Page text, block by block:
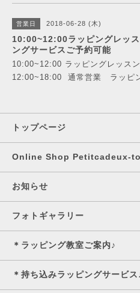
営業日 2018-06-28 (木)
10:00~12:00ラッピングレッ
ングサービスご予約可能
10:00~12:00 ラッピングレッス
12:00~18:00 通常営業 ラッピ
トップページ
Online Shop Petitcadeux-
お知らせ
フォトギャラリー
＊ラッピング教室ご案内♪
＊持ち込みラッピングサービス